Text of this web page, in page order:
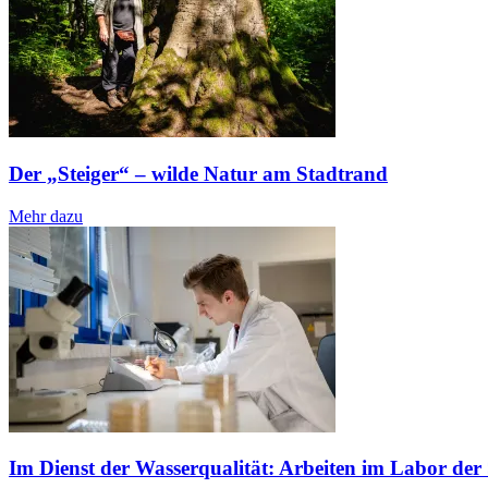
Der „Steiger“ – wilde Natur am Stadtrand
Mehr dazu
Im Dienst der Wasserqualität: Arbeiten im Labor der